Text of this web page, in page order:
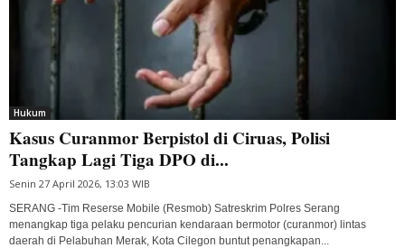
Hukum
Kasus Curanmor Berpistol di Ciruas, Polisi
Tangkap Lagi Tiga DPO di...
Senin 27 April 2026, 13:03 WIB
SERANG -Tim Reserse Mobile (Resmob) Satreskrim Polres Serang
menangkap tiga pelaku pencurian kendaraan bermotor (curanmor) lintas
daerah di Pelabuhan Merak, Kota Cilegon buntut penangkapan...